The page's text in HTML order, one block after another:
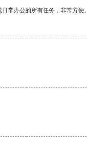
常办公的所有任务，非常方便。